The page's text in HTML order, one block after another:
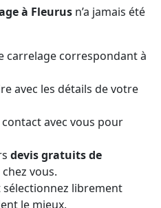
à Fleurus n’a jamais été
carrelage correspondant à
avec les détails de votre
avec vous pour
devis gratuits de
vous.
sélectionnez librement
le mieux.